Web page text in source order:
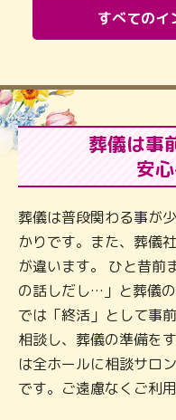
すべてのイ
葬儀は事
安
葬儀は普段関わる事が
かりです。また、葬儀
が違います。 ひと昔
の話しだし…」と葬儀
では「終活」として事
相談し、葬儀の準備を
は全ホールに相談サロ
です。ご遠慮なくご利用